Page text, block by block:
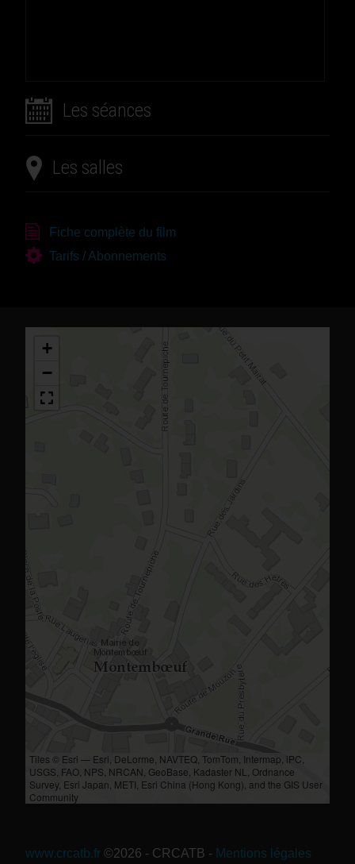
Les séances
Les salles
Fiche complète du film
Tarifs / Abonnements
+
−
Tiles © Esri — Esri, DeLorme, NAVTEQ, TomTom, Intermap, iPC,
USGS, FAO, NPS, NRCAN, GeoBase, Kadaster NL, Ordnance
Survey, Esri Japan, METI, Esri China (Hong Kong), and the GIS User
Community
www.crcatb.fr ©2026 - CRCATB - Mentions légales